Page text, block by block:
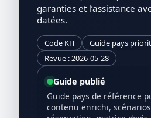
garanties et l’assistance
datées.
Code KH
Guide pays
Revue : 2026-05-28
Guide publié
Guide pays de référence
contenu enrichi,